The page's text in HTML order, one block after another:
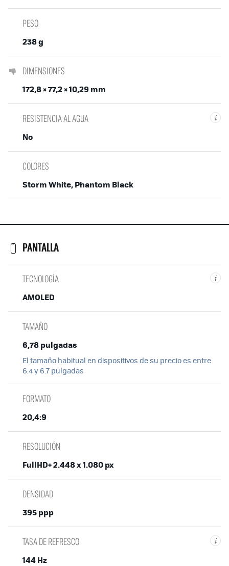
PESO
238 g
DIMENSIONES
172,8 × 77,2 × 10,29 mm
i
RESISTENCIA AL AGUA
No
COLORES
Storm White, Phantom Black
PANTALLA
i
TECNOLOGÍA
AMOLED
TAMAÑO
6,78 pulgadas
El tamaño habitual en dispositivos de su precio es entre
6.4 y 6.7 pulgadas
FORMATO
20,4:9
RESOLUCIÓN
FullHD+ 2.448 x 1.080 px
DENSIDAD
395 ppp
i
TASA DE REFRESCO
144 Hz